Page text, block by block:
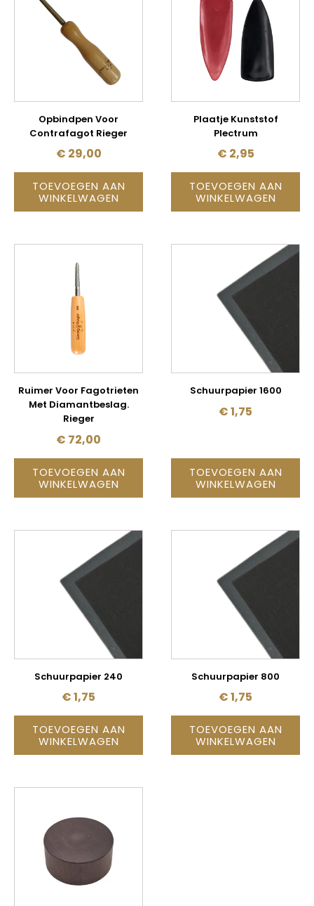
Opbindpen Voor
Contrafagot Rieger
€ 29,00
TOEVOEGEN AAN
WINKELWAGEN
Plaatje Kunststof
Plectrum
€ 2,95
TOEVOEGEN AAN
WINKELWAGEN
Ruimer Voor Fagotrieten
Met Diamantbeslag.
Rieger
€ 72,00
TOEVOEGEN AAN
WINKELWAGEN
Schuurpapier 1600
€1,75
TOEVOEGEN AAN
WINKELWAGEN
Schuurpapier 240
€1,75
TOEVOEGEN AAN
WINKELWAGEN
Schuurpapier 800
€1,75
TOEVOEGEN AAN
WINKELWAGEN